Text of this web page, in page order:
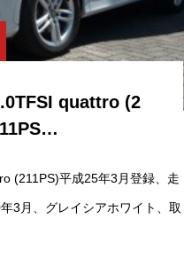
quattro (2
11PS…
(211PS)平成25年3月登録、走
3月、グレイシアホワイト、取